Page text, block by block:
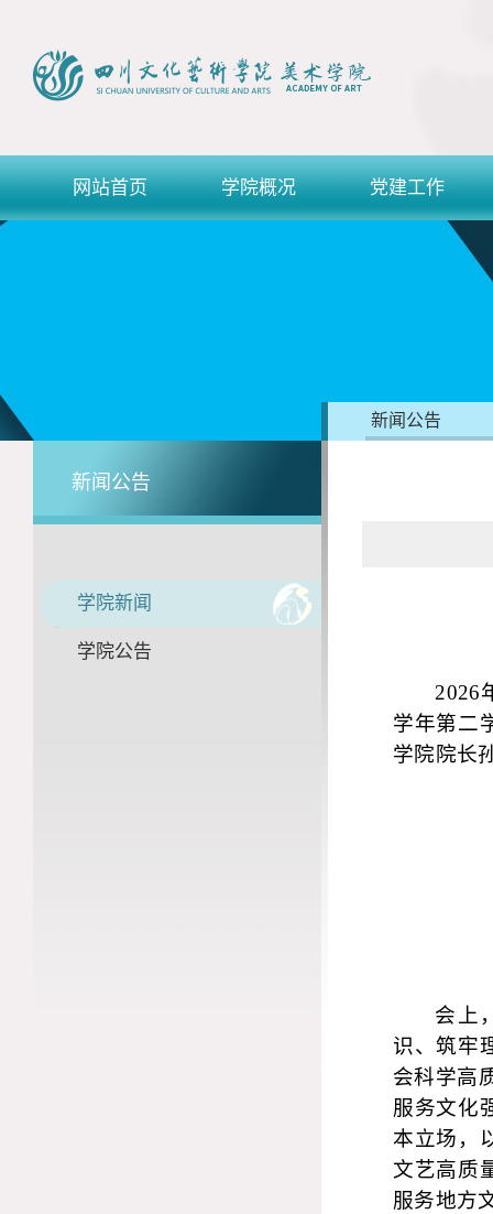
网站首页 学院概况 党建工作
新闻公告
学院新闻
学院公告
新闻公告
2026
学年第二
学院院长
会上
识、筑牢
会科学高
服务文化
本立场，
文艺高质
服务地方